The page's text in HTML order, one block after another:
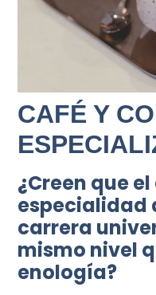
CAFÉ Y
¿Creen que
especialidad
carrera
mismo nivel
enología?